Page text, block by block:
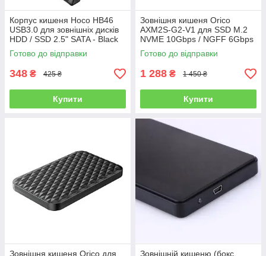
Корпус кишеня Hoco HB46
USB3.0 для зовнішніх дисків
HDD / SSD 2.5" SATA - Black
Готово до відправки
348 ₴ 425 ₴
Купити
Зовнішня кишеня Orico
AXM2S-G2-V1 для SSD M.2
NVME 10Gbps / NGFF 6Gbps
Type-C/USB - Gray
Готово до відправки
1 288 ₴ 1 450 ₴
Купити
Зовнішня кишеня Orico для
Зовнішній кишеню (бокс,